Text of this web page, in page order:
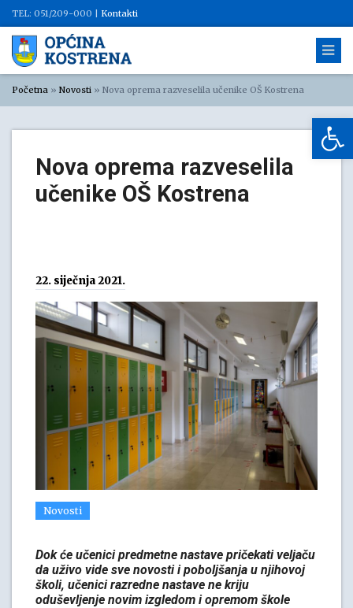
TEL: 051/209-000 | Kontakti
Početna » Novosti » Nova oprema razveselila učenike OŠ Kostrena
Nova oprema razveselila
učenike OŠ Kostrena
22. siječnja 2021.
Novosti
Dok će učenici predmetne nastave pričekati veljaču
da uživo vide sve novosti i poboljšanja u njihovoj
školi, učenici razredne nastave ne kriju
oduševljenje novim izgledom i opremom škole